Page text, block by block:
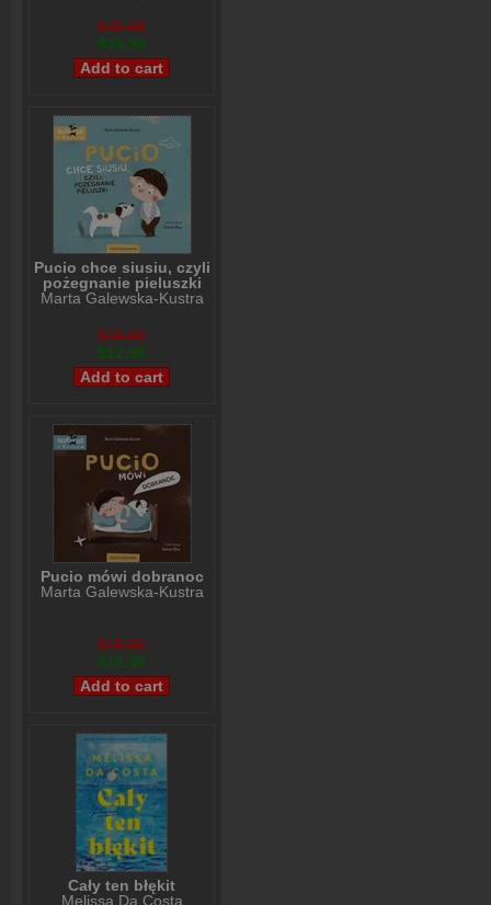
$49,65
$39,50
Pucio chce siusiu, czyli
pożegnanie pieluszki
Marta Galewska-Kustra
$15,99
$12,99
Pucio mówi dobranoc
Marta Galewska-Kustra
$15,99
$12,99
Cały ten błękit
Melissa Da Costa